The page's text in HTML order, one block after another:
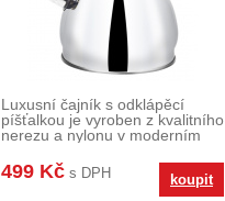
Luxusní čajník s odklápěcí
píšťalkou je vyroben z kvalitního
nerezu a nylonu v moderním
499 Kč s DPH koupit